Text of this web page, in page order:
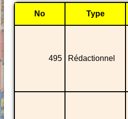
No Type
495 Rédactionnel